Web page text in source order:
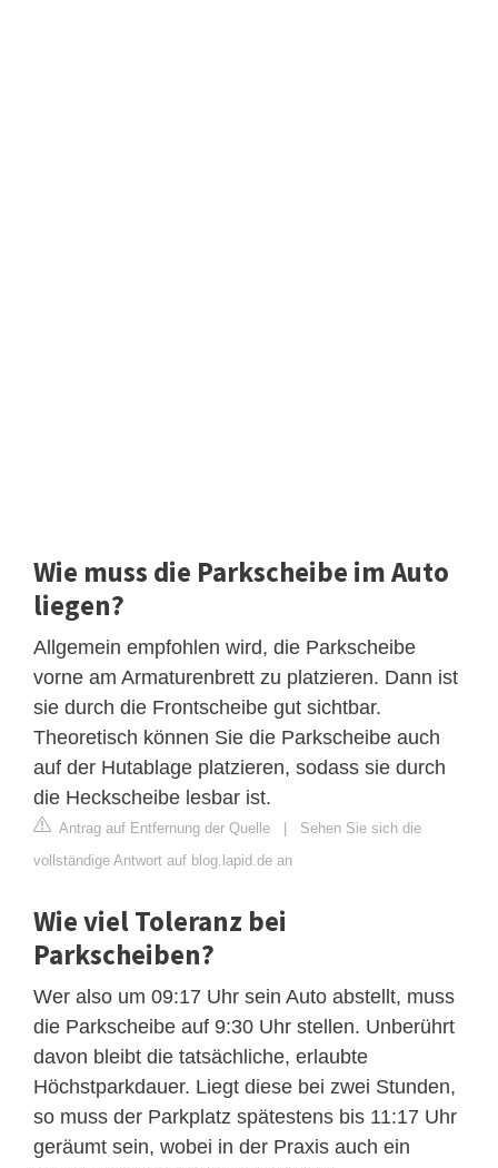
Wie muss die Parkscheibe im Auto
liegen?
Allgemein empfohlen wird, die Parkscheibe
vorne am Armaturenbrett zu platzieren. Dann ist
sie durch die Frontscheibe gut sichtbar.
Theoretisch können Sie die Parkscheibe auch
auf der Hutablage platzieren, sodass sie durch
die Heckscheibe lesbar ist.
Antrag auf Entfernung der Quelle | Sehen Sie sich die
vollständige Antwort auf blog.lapid.de an
Wie viel Toleranz bei
Parkscheiben?
Wer also um 09:17 Uhr sein Auto abstellt, muss
die Parkscheibe auf 9:30 Uhr stellen. Unberührt
davon bleibt die tatsächliche, erlaubte
Höchstparkdauer. Liegt diese bei zwei Stunden,
so muss der Parkplatz spätestens bis 11:17 Uhr
geräumt sein, wobei in der Praxis auch ein